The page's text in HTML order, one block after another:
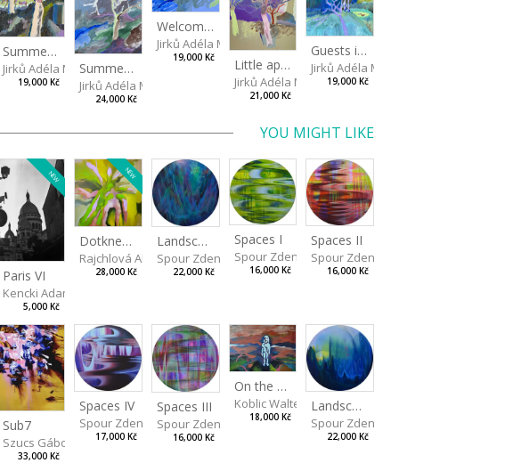
Summer idyll
Jirků Adéla Marie
19,000 Kč
Summer squall
Jirků Adéla Marie
24,000 Kč
Welcome, doe!
Jirků Adéla Marie
19,000 Kč Little apple trees
Jirků Adéla Marie
21,000 Kč
Guests in a little pond
Jirků Adéla Marie
19,000 Kč
YOU MIGHT LIKE
NEW
Paris VI
Kencki Adam
5,000 Kč
NEW
Dotkneš-li se na správném místě
Rajchlová Alžběta
28,000 Kč
Landscape III
Spour Zdeněk
22,000 Kč
Spaces I
Spour Zdeněk
16,000 Kč
Spaces II
Spour Zdeněk
16,000 Kč
Sub7
Szucs Gábor
33,000 Kč
Spaces IV
Spour Zdeněk
17,000 Kč
Spaces III
Spour Zdeněk
16,000 Kč
On the Clifs
Koblic Walterová Martina
18,000 Kč
Landscape II
Spour Zdeněk
22,000 Kč